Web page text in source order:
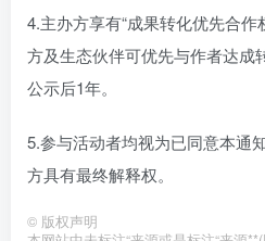
4.主办方享有“成果转化优先合
方及生态伙伴可优先与作者达成
公示后1年。
5.参与活动者均视为已同意本通
方具有最终解释权。
© 版权声明